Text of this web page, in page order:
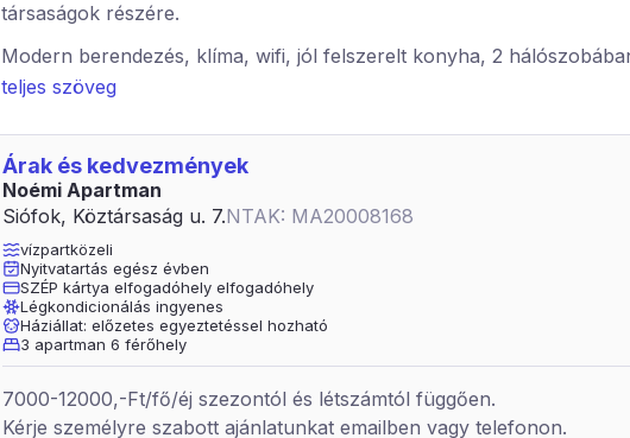
társaságok részére.
Modern berendezés, klíma, wifi, jól felszerelt konyha, 2
franciaágy, nappaliban kihúzható kanapé várja vendégeinket.
szolgálják az élményekkel teli nyaralást. Igény szerint babaágy és
kérhető. Gyerekeknek játékokkal kedveskedünk.
Kisebb társaságoknak másfél szobás apartmanunkat ajánlanám, mely
ugyanebben az épületben található. V
teljes szöveg
Árak és kedvezmények
Noémi Apartman
Siófok, Köztársaság u. 7.NTAK: MA20008168
vízpartközeli
Nyitvatartás egész évben
SZÉP kártya elfogadóhely elfogadóhely
Légkondicionálás ingyenes
Háziállat: előzetes egyeztetéssel hozható
3 apartman 6 férőhely
7000-12000,-Ft/fő/éj szezontól és létszámtól függően.
Kérje személyre szabott ajánlatunkat emailben vagy telefonon.